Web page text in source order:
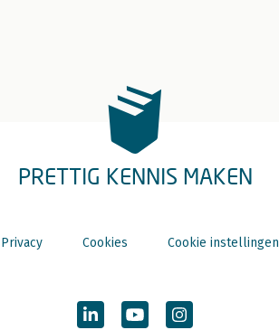
PRETTIG KENNIS MAKEN
Privacy Cookies Cookie instellingen